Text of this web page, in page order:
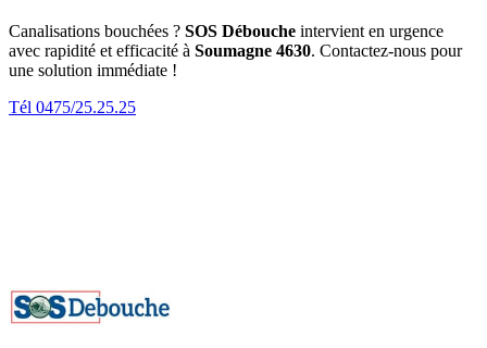
Canalisations bouchées ? SOS Débouche intervient en urgence
avec rapidité et efficacité à Soumagne 4630. Contactez-nous pour
une solution immédiate !
Tél 0475/25.25.25